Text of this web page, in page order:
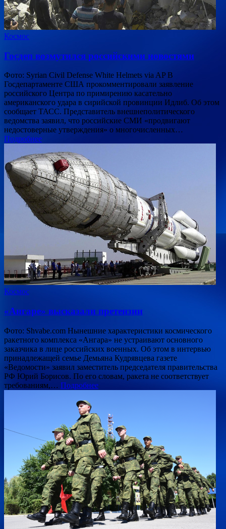
Космос
Госдеп возмутился российскими новостями
Фото: Syrian Civil Defense White Helmets via AP В
Госдепартаменте США прокомментировали заявление
российского Центра по примирению касательно
американского удара в сирийской провинции Идлиб. Об этом
сообщает ТАСС. Представитель внешнеполитического
ведомства заявил, что российские СМИ «продвигают
недостоверные утверждения» о многочисленных…
Подробнее
Космос
«Ангаре» высказали претензии
Фото: Shvabe.com Нынешние характеристики космического
ракетного комплекса «Ангара» не устраивают основного
заказчика в лице российских военных. Об этом в интервью
принадлежащей семье Демьяна Кудрявцева газете
«Ведомости» заявил заместитель председателя правительства
РФ Юрий Борисов. По его словам, ракета не соответствует
требованиям,… Подробнее